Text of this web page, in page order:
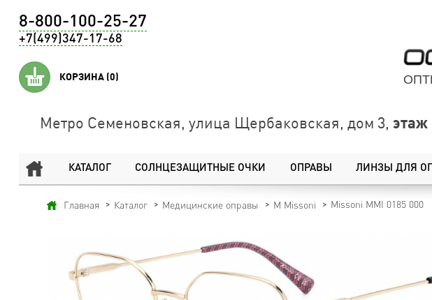
8-800-100-25-27
+7(499)347-17-68
КОРЗИНА (0)
Метро Семеновская, улица Щербаковская, дом 3, этаж
КАТАЛОГ СОЛНЦЕЗАЩИТНЫЕ ОЧКИ ОПРАВЫ ЛИНЗЫ ДЛЯ
Главная Каталог Медицинские оправы M Missoni Missoni MMI 0185 000